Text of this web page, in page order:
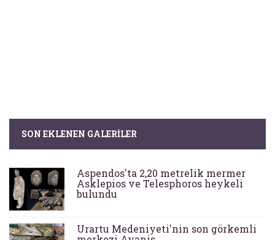
SON EKLENEN GALERILER
Aspendos'ta 2,20 metrelik mermer
Asklepios ve Telesphoros heykeli
bulundu
Urartu Medeniyeti'nin son görkemli